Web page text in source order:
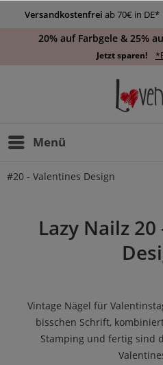
Versandkostenfrei ab 70€ in DE*
20% auf Farbgele & 25%
Jetzt sparen!
Menü
#20 - Valentines Design
Lazy Nailz 20
Vintage Nägel für
bisschen Schrift,
Stamping und fertig sind